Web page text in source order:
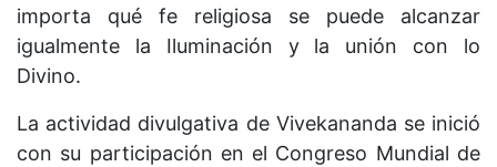
importa qué fe religiosa se puede alcanzar
igualmente la Iluminación y la unión con lo
Divino.
La actividad divulgativa de Vivekananda se inició
con su participación en el Congreso Mundial de